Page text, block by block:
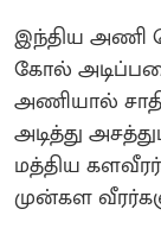
இந்திய அணி
கோல்
அணியால்
அடித்து
மத்திய
முன்கள